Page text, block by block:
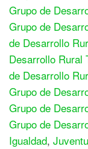
Grupo de
Grupo de
de Desarrollo
Desarrollo Rural
de Desarrollo
Grupo de
Grupo de
Grupo de
Igualdad,